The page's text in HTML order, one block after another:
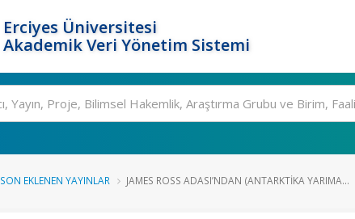
Erciyes Üniversitesi
Akademik Veri Yönetim Sistemi
SON EKLENEN YAYINLAR JAMES ROSS ADASI’NDAN (ANTARKTİKA YARIMA...